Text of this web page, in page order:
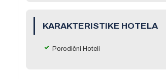
KARAKTERISTIKE HOTELA
Porodični Hoteli